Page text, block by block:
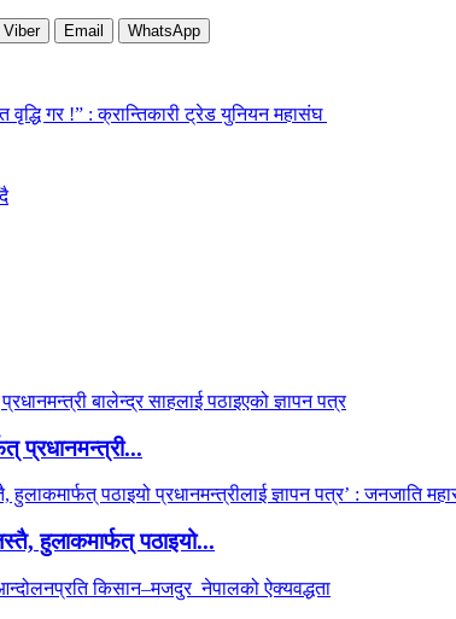
Viber Email WhatsApp
गर !” : क्रान्तिकारी ट्रेड युनियन महासंघ
प्रधानमन्त्री...
हुलाकमार्फत् पठाइयो...